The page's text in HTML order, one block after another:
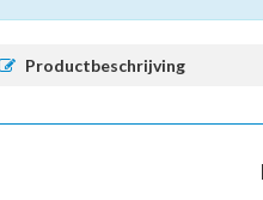
Productbeschrijving